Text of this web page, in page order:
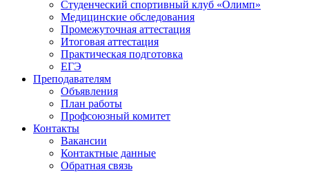
Студенческий спортивный клуб «Олимп»
Медицинские обследования
Промежуточная аттестация
Итоговая аттестация
Практическая подготовка
ЕГЭ
Преподавателям
Объявления
План работы
Профсоюзный комитет
Контакты
Вакансии
Контактные данные
Обратная связь